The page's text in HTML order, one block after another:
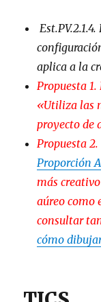
aplica a la
Propuesta
«Utiliza las
proyecto de
Propuesta
Proporción
más
aúreo como
consultar
cómo